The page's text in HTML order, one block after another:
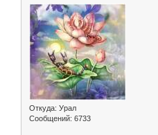
Откуда: Урал
Сообщений: 6733